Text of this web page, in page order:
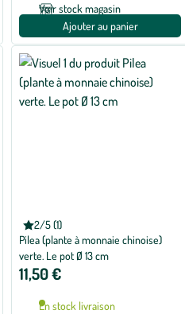
Voir stock magasin
Ajouter au panier
2/5 (1)
Note
moyenne
de
2
sur
Pilea (plante à monnaie chinoise)
verte. Le pot Ø 13 cm
11,50 €
En stock livraison